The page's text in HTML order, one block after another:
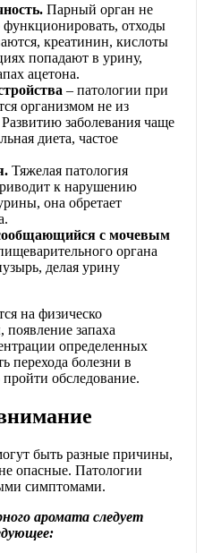
Парный орган не
отходы
креатинин, кислоты
попадают в урину,
ацетона.
– патологии при
организмом не из
заболевания чаще
диета, частое
Тяжелая патология
к нарушению
она обретает
с мочевым
органа
делая урину
на физическо
запаха
определенных
перехода болезни в
обследование.
быть разные причины,
опасные. Патологии
симптомами.
аромата следует